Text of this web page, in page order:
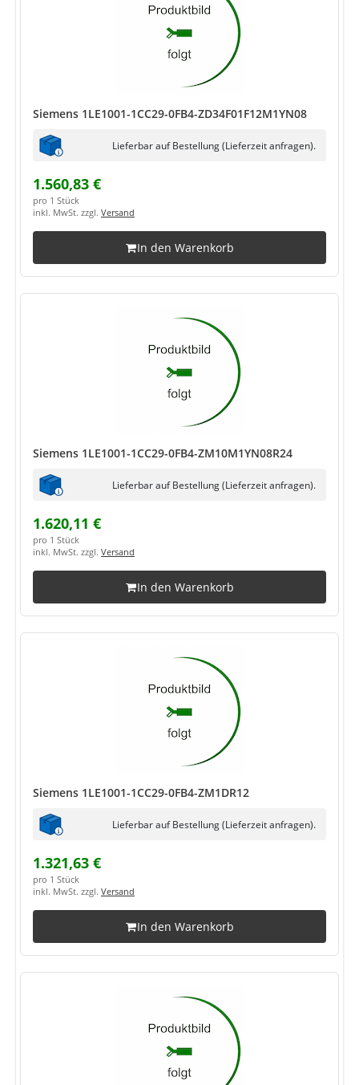
Siemens 1LE1001-1CC29-0FB4-ZD34F01F12M1YN08
Lieferbar auf Bestellung (Lieferzeit anfragen).
1.560,83 €
pro 1 Stück
inkl. MwSt. zzgl. Versand
In den Warenkorb
Siemens 1LE1001-1CC29-0FB4-ZM10M1YN08R24
Lieferbar auf Bestellung (Lieferzeit anfragen).
1.620,11 €
pro 1 Stück
inkl. MwSt. zzgl. Versand
In den Warenkorb
Siemens 1LE1001-1CC29-0FB4-ZM1DR12
Lieferbar auf Bestellung (Lieferzeit anfragen).
1.321,63 €
pro 1 Stück
inkl. MwSt. zzgl. Versand
In den Warenkorb